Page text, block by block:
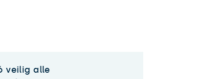
veilig alle